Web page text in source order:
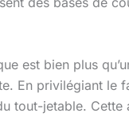
est bien plus
En privilégiant
tout-jetable.